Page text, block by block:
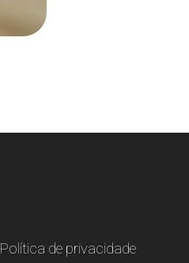
Política de privacidade